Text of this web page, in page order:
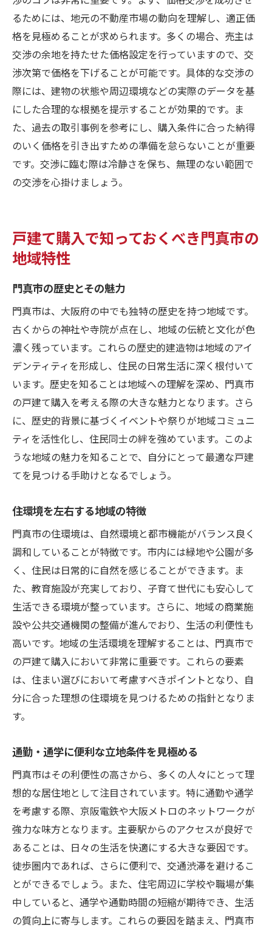
るためには、地元の不動産市場の動向を理解し、適正価
格を見極めることが求められます。多くの場合、売主は
交渉の余地を持たせた価格設定を行っていますので、交
渉次第で価格を下げることが可能です。具体的な交渉の
際には、建物の状態や周辺環境などの実際のデータを基
にした合理的な根拠を提示することが効果的です。ま
た、過去の取引事例を参考にし、購入条件に合った納得
のいく価格を引き出すための準備を怠らないことが重要
です。交渉に臨む際は冷静さを保ち、無理のない範囲で
の交渉を心掛けましょう。
戸建て購入で知っておくべき門真市の
地域特性
門真市の歴史とその魅力
門真市は、大阪府の中でも独特の歴史を持つ地域です。
古くからの神社や寺院が点在し、地域の伝統と文化が色
濃く残っています。これらの歴史的建造物は地域のアイ
デンティティを形成し、住民の日常生活に深く根付いて
います。歴史を知ることは地域への理解を深め、門真市
の戸建て購入を考える際の大きな魅力となります。さら
に、歴史的背景に基づくイベントや祭りが地域コミュニ
ティを活性化し、住民同士の絆を強めています。このよ
うな地域の魅力を知ることで、自分にとって最適な戸建
てを見つける手助けとなるでしょう。
住環境を左右する地域の特徴
門真市の住環境は、自然環境と都市機能がバランス良く
調和していることが特徴です。市内には緑地や公園が多
く、住民は日常的に自然を感じることができます。ま
た、教育施設が充実しており、子育て世代にも安心して
生活できる環境が整っています。さらに、地域の商業施
設や公共交通機関の整備が進んでおり、生活の利便性も
高いです。地域の生活環境を理解することは、門真市で
の戸建て購入において非常に重要です。これらの要素
は、住まい選びにおいて考慮すべきポイントとなり、自
分に合った理想の住環境を見つけるための指針となりま
す。
通勤・通学に便利な立地条件を見極める
門真市はその利便性の高さから、多くの人々にとって理
想的な居住地として注目されています。特に通勤や通学
を考慮する際、京阪電鉄や大阪メトロのネットワークが
強力な味方となります。主要駅からのアクセスが良好で
あることは、日々の生活を快適にする大きな要因です。
徒歩圏内であれば、さらに便利で、交通渋滞を避けるこ
とができるでしょう。また、住宅周辺に学校や職場が集
中していると、通学や通勤時間の短縮が期待でき、生活
の質向上に寄与します。これらの要因を踏まえ、門真市